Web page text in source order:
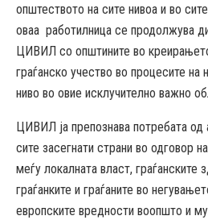
општеството на сите нивоа и во
оваа работилница се продолжува
ЦИВИЛ со општините во
граѓанско учество во процесите
ниво во овие исклучително важно
ЦИВИЛ ја препознава потребата од
сите засегнати страни во одговор
меѓу локалната власт, граѓанските
граѓанките и граѓаните во
европските вредности воопшто и